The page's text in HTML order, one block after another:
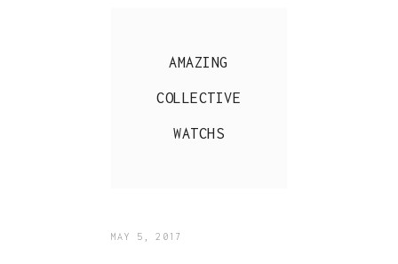
AMAZING
COLLECTIVE
WATCHS
MAY 5, 2017